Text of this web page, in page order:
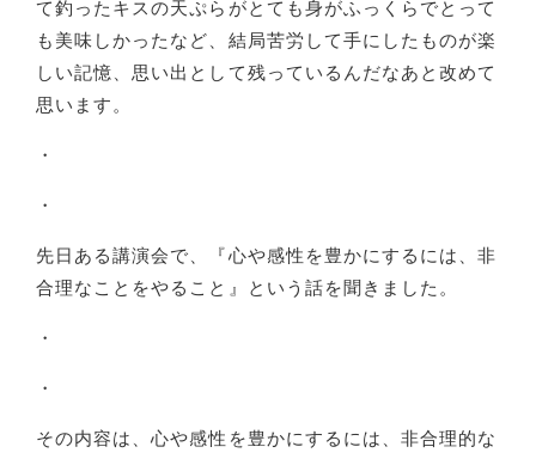
て釣ったキスの天ぷらがとても身がふっくらでとって
も美味しかったなど、結局苦労して手にしたものが楽
しい記憶、思い出として残っているんだなあと改めて
思います。
・
・
先日ある講演会で、『心や感性を豊かにするには、非
合理なことをやること』という話を聞きました。
・
・
その内容は、心や感性を豊かにするには、非合理的な